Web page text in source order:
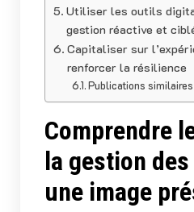
Utiliser les outils
gestion réactive et
Capitaliser sur
renforcer la résilience
Publications
Comprendre
la gestion
une image